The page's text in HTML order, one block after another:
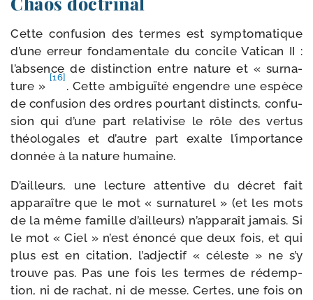
Cette confu­sion des termes est symp­to­ma­tique
d’une erreur fon­da­men­tale du concile Vatican II :
l’ab­sence de dis­tinc­tion entre nature et « sur­na­
ture »
[16]
. Cette ambi­guï­té engendre une espèce
de confu­sion des ordres pour­tant dis­tincts, confu­
sion qui d’une part rela­ti­vise le rôle des ver­tus
théo­lo­gales et d’autre part exalte l’im­por­tance
don­née à la nature humaine.
D’ailleurs, une lec­ture atten­tive du décret fait
appa­raître que le mot « sur­na­tu­rel » (et les mots
de la même famille d’ailleurs) n’ap­pa­raît jamais. Si
le mot « Ciel » n’est énon­cé que deux fois, et qui
plus est en cita­tion, l’ad­jec­tif « céleste » ne s’y
trouve pas. Pas une fois les termes de rédemp­
tion, ni de rachat, ni de messe. Certes, une fois on